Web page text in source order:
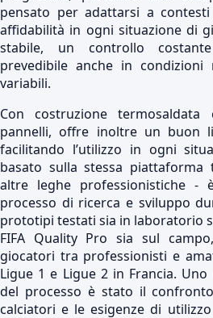
pensato per adattarsi a
affidabilità in ogni situazione di
stabile, un controllo
prevedibile anche in
variabili.
Con costruzione
pannelli, offre inoltre un buon
facilitando l’utilizzo in ogni
basato sulla stessa piattaforma
altre leghe professionistiche
processo di ricerca e sviluppo
prototipi testati sia in laboratorio
FIFA Quality Pro sia sul
giocatori tra professionisti e
Ligue 1 e Ligue 2 in Francia.
del processo è stato il
calciatori e le esigenze di